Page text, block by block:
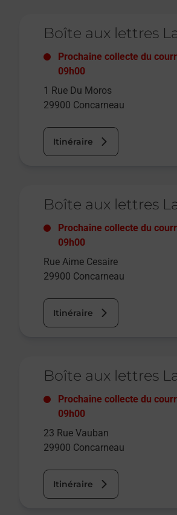
Boîte aux lettres
Prochaine collecte du
09h00
1 Rue Du Moros
29900 Concarneau
Itinéraire
Boîte aux lettres
Prochaine collecte du
09h00
Rue Aime Cesaire
29900 Concarneau
Itinéraire
Boîte aux lettres
Prochaine collecte du
09h00
23 Rue Vauban
29900 Concarneau
Itinéraire